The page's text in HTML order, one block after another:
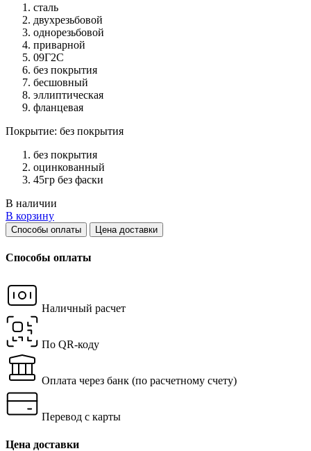
сталь
двухрезьбовой
однорезьбовой
приварной
09Г2С
без покрытия
бесшовный
эллиптическая
фланцевая
Покрытие: без покрытия
без покрытия
оцинкованный
45гр без фаски
В наличии
В корзину
Способы оплаты Цена доставки
Способы оплаты
Наличный расчет
По QR-коду
Оплата через банк (по расчетному счету)
Перевод с карты
Цена доставки